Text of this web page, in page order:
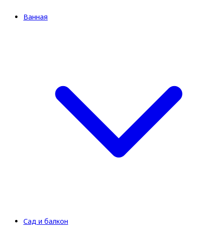
Ванная
Сад и балкон